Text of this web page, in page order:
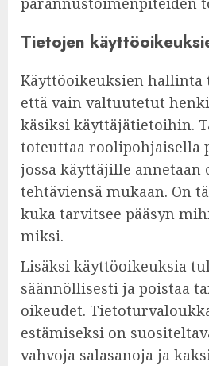
Tietojen
Käyttöoikeuksien hallinta
että vain valtuutetut
käsiksi käyttäjätietoihin.
toteuttaa roolipohjaisella
jossa käyttäjille annetaan
tehtäviensä mukaan. On
kuka tarvitsee pääsyn
miksi.
Lisäksi käyttöoikeuksia
säännöllisesti ja poistaa
oikeudet.
estämiseksi on
vahvoja salasanoja ja